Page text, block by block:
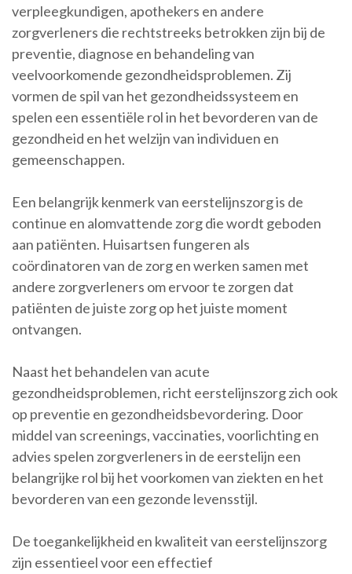
verpleegkundigen, apothekers en andere
zorgverleners die rechtstreeks betrokken zijn bij de
preventie, diagnose en behandeling van
veelvoorkomende gezondheidsproblemen. Zij
vormen de spil van het gezondheidssysteem en
spelen een essentiële rol in het bevorderen van de
gezondheid en het welzijn van individuen en
gemeenschappen.
Een belangrijk kenmerk van eerstelijnszorg is de
continue en alomvattende zorg die wordt geboden
aan patiënten. Huisartsen fungeren als
coördinatoren van de zorg en werken samen met
andere zorgverleners om ervoor te zorgen dat
patiënten de juiste zorg op het juiste moment
ontvangen.
Naast het behandelen van acute
gezondheidsproblemen, richt eerstelijnszorg zich ook
op preventie en gezondheidsbevordering. Door
middel van screenings, vaccinaties, voorlichting en
advies spelen zorgverleners in de eerstelijn een
belangrijke rol bij het voorkomen van ziekten en het
bevorderen van een gezonde levensstijl.
De toegankelijkheid en kwaliteit van eerstelijnszorg
zijn essentieel voor een effectief